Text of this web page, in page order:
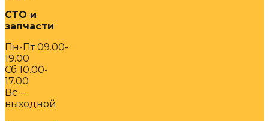
СТО и
запчасти
Пн-Пт 09.00-
19.00
Сб 10.00-
17.00
Вс –
выходной